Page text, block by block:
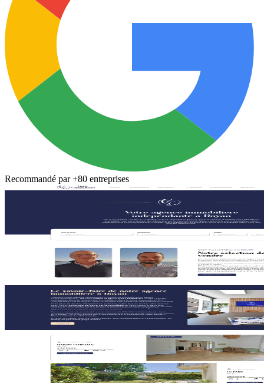
Recommandé par +80 entreprises